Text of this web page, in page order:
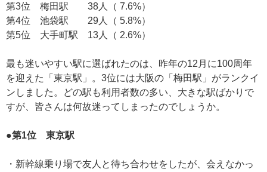
第3位 梅田駅 38人（ 7.6%）
第4位 池袋駅 29人（ 5.8%）
第5位 大手町駅 13人（ 2.6%）
最も迷いやすい駅に選ばれたのは、昨年の12月に100周年
を迎えた「東京駅」。3位には大阪の「梅田駅」がランクイ
ンしました。どの駅も利用者数の多い、大きな駅ばかりで
すが、皆さんは何故迷ってしまったのでしょうか。
●第1位 東京駅
・新幹線乗り場で友人と待ち合わせをしたが、会えなかっ